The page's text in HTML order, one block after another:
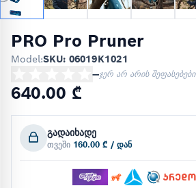
PRO Pro Pruner
Model:SKU: 06019K1021
—ჯერ არ არის შეფასებები
640.00 ₾
გადაიხადე
თვეში 160.00 ₾ / დან